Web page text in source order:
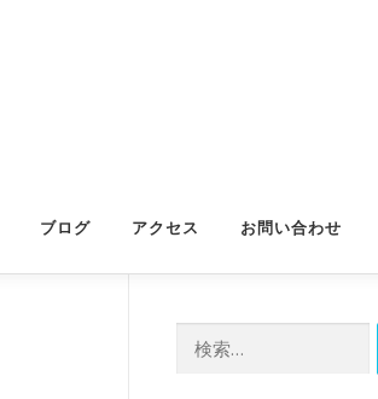
ブログ アクセス お問い合わせ